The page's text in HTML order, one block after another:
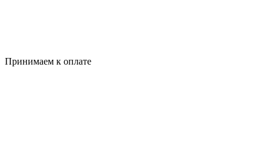
Принимаем к оплате